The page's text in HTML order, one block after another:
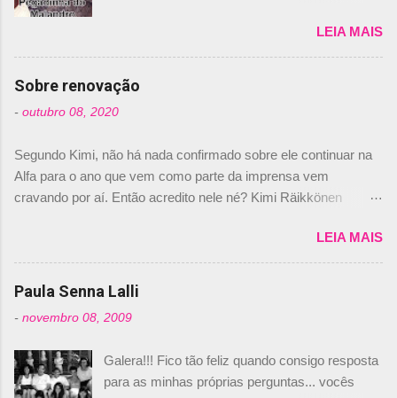
de abril –, afirmando que Nelson Piquet havia
comprado 15% das ações da Campos, dando,
com isso, um lugar no time a Nelsinho Piquet,
foi esclarecida de uma vez por todas por
Daniele Audetto, diretor da escuderia. O
não será o companheiro de Bruno Senna em
2010. "Na verdade, nós recebemos uma oferta
de Piquet", admitiu Audetto. “Mas depois de ter
dois brasileiros”, explicou, dizendo ainda que
não tem nada contra o filho do tricampeão
Nelson Piquet. “Ele é um bom piloto, rápido e
experiente.” Audetto disse ainda que a suposta
não corresponde à realidade. “O suposto 15%
de investimento seria menor do que aquilo que
LEIA MAIS
Sobre renovação
- outubro 08, 2020
Segundo Kimi, não há nada confirmado sobre ele continuar na
Alfa para o ano que vem como parte da imprensa vem
cravando por aí. Então acredito nele né? Kimi Räikkönen
truth but I’ve never had an option in my contract so that’s
should, pretty much, tell you that it’s not true." #Kimi7 #EifelGP
#AlfaRomeoRacing pic.twitter.com/77EDVn39Ia — Kimi
Romain falando sobre o fato do Iceman estar há tantos anos na
@RGrosjean ! #EifelGP 🇩🇪 #F1
pic.twitter.com/GSAu1LWnwW — Formula 1 (@F1) October 8,
LEIA MAIS
Paula Senna Lalli
- novembro 08, 2009
Galera!!! Fico tão feliz quando consigo resposta
para as minhas próprias perguntas... vocês